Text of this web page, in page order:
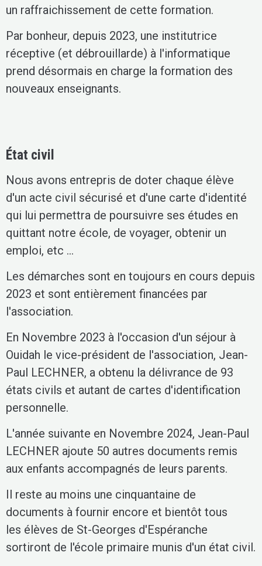
un raffraichissement de cette formation.
Par bonheur, depuis 2023, une institutrice
réceptive (et débrouillarde) à l'informatique
prend désormais en charge la formation des
nouveaux enseignants.
État civil
Nous avons entrepris de doter chaque élève
d'un acte civil sécurisé et d'une carte d'identité
qui lui permettra de poursuivre ses études en
quittant notre école, de voyager, obtenir un
emploi, etc ...
Les démarches sont en toujours en cours depuis
2023 et sont entièrement financées par
l'association.
En Novembre 2023 à l'occasion d'un séjour à
Ouidah le vice-président de l'association, Jean-
Paul LECHNER, a obtenu la délivrance de 93
états civils et autant de cartes d'identification
personnelle.
L'année suivante en Novembre 2024, Jean-Paul
LECHNER ajoute 50 autres documents remis
aux enfants accompagnés de leurs parents.
Il reste au moins une cinquantaine de
documents à fournir encore et bientôt tous
les élèves de St-Georges d'Espéranche
sortiront de l'école primaire munis d'un état civil.